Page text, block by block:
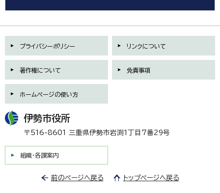
プライバシーポリシー リンクについて
著作権について 免責事項
ホームページの使い方
伊勢市役所
〒516-8601 三重県伊勢市岩渕1丁目7番29号
組織・各課案内
前のページへ戻る トップページへ戻る